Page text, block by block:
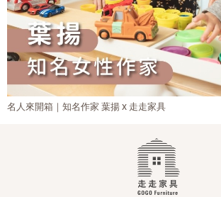
名人來開箱｜知名作家 葉揚 x 走走家具